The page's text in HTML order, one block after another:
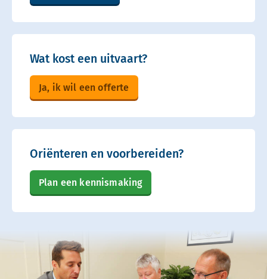
Wat kost een uitvaart?
Ja, ik wil een offerte
Oriënteren en voorbereiden?
Plan een kennismaking